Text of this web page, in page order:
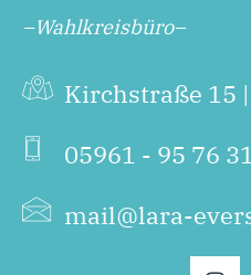
–Wahlkreisbüro–
Kirchstraße 15
05961 - 95 76
mail@lara-